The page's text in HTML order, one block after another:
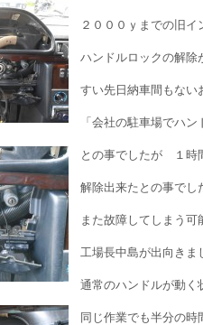
２０００ｙまでの旧
ハンドルロックの解除
すい先日納車間もない
「会社の駐車場でハ
との事でしたが １時
解除出来たとの事でし
また故障してしまう可
工場長中島が出向きま
通常のハンドルが動く
同じ作業でも半分の時